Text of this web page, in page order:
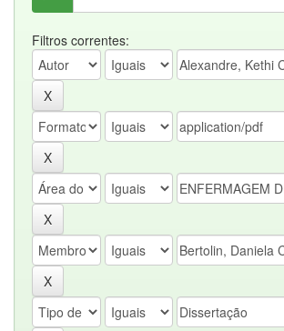
Filtros correntes: